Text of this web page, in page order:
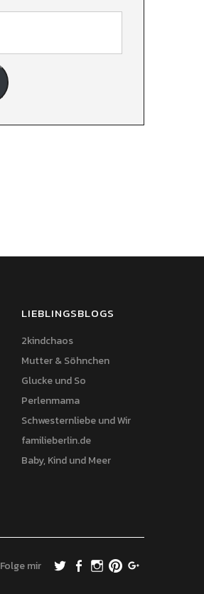
LIEBLINGSBLOGS
2kindchaos
Mutter & Söhnchen
Glucke und So
Perlenmama
Schwesternliebe und Wir
familieberlin.de
Baby, Kind und Meer
Folge mir